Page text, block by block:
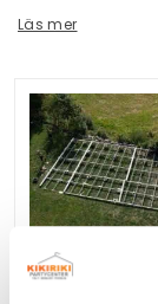
och evenemang
Behöver du
tältgolv.
Läs mer
Golv,